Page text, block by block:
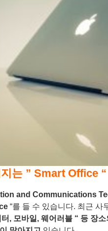
는 ” Smart Office “
and Communications
“를 들 수 있습니다. 최근 사
, 모바일 , 웨어러블 “ 등 장소